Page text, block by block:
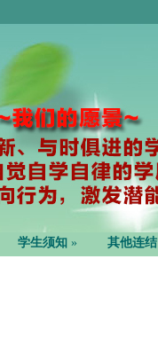
学生须知 » 其他连结